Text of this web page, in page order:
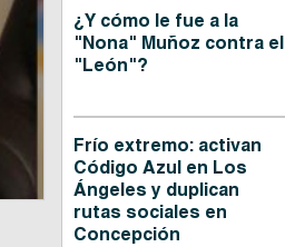
¿Y cómo le fue a la
"Nona" Muñoz contra el
"León"?
Frío extremo: activan
Código Azul en Los
Ángeles y duplican
rutas sociales en
Concepción